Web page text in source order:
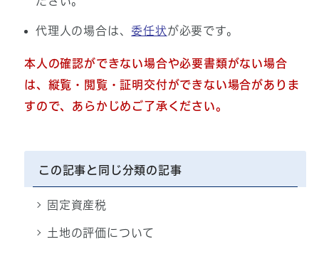
代理人の場合は、 委任状が必要です。
本人の確認ができない場合や必要書類がない場合
は、縦覧・閲覧・証明交付ができない場合がありま
すので、あらかじめご了承ください。
この記事と同じ分類の記事
固定資産税
土地の評価について